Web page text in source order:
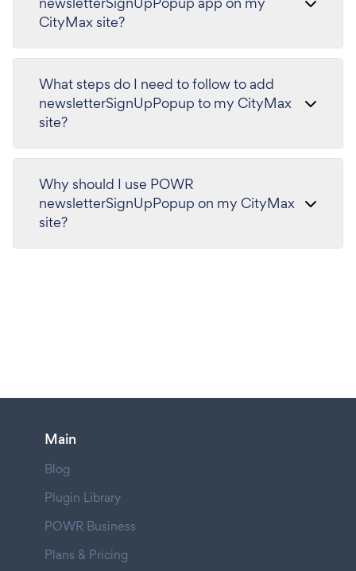
CityMax site?
What steps do I need to follow to add
newsletterSignUpPopup to my CityMax
site?
Why should I use POWR
newsletterSignUpPopup on my CityMax
site?
Main
Blog
Plugin Library
POWR Business
Plans & Pricing